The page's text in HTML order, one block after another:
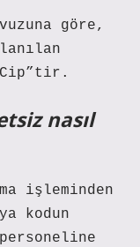
göre,
nasıl
işleminden
kodun